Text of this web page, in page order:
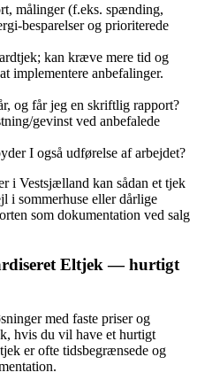
målinger (f.eks. spænding,
og prioriterede
kan kræve mere tid og
implementere anbefalinger.
og får jeg en skriftlig rapport?
gevinst ved anbefalede
I også udførelse af arbejdet?
i Vestsjælland kan sådan et tjek
i sommerhuse eller dårlige
som dokumentation ved salg
Eltjek — hurtigt
med faste priser og
hvis du vil have et hurtigt
er ofte tidsbegrænsede og